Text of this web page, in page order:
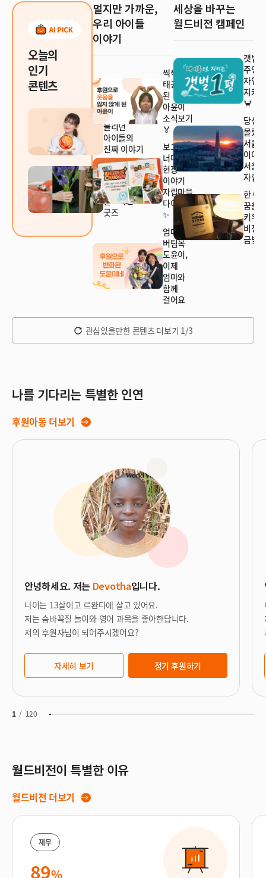
오늘의
인기
콘텐츠
'가출팸'이라
불리던
아이들의
진짜 이야기
일상에
가치를
더하는
월드비전
굿즈
멀지만 가까운,
우리 아이들
이야기
씩씩한
태권소녀가
된
아윤이
소식보기
🏅
보고서
너머의
현장
이야기
자립마을
다이어리
✨
엄마의
버팀목
도윤이,
이제
엄마와
함께
걸어요
세상을 바꾸는
월드비전 캠페인
갯벌
주인
자연을
지켜
🦀
당신이
몰랐던
서울
이야기
서울이
자립
한 아
꿈을
키우는
비전
금빛
관심있을만한 콘텐츠 더보기 1/3
나를 기다리는 특별한 인연
후원아동 더보기
안녕하세요. 저는 Devotha입니다.
나이는 13살이고 르완다에 살고 있어요.
저는 숨바꼭질 놀이와 영어 과목을 좋아한답니다.
저의 후원자님이 되어주시겠어요?
자세히 보기 정기 후원하기
1/ 120
월드비전이 특별한 이유
월드비전 더보기
재무
89%